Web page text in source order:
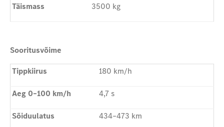
Täismass 3500 kg
Sooritusvõime
Tippkiirus
180 km/h
Aeg 0–100 km/h 4,7 s
Sõiduulatus 434–473 km